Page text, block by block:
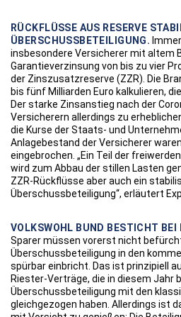
RÜCKFLÜSSE AUS RESERVE
ÜBERSCHUSSBETEILIGUNG.
insbesondere Versicherer mit altem
Garantieverzinsung von bis zu vier
der Zinszusatzreserve (ZZR). Die
bis fünf Milliarden Euro kalkulieren,
Der starke Zinsanstieg nach der
Versicherern allerdings zu
die Kurse der Staats- und
Anlagebestand der Versicherer
eingebrochen. „Ein Teil der
wird zum Abbau der stillen Lasten
ZZR-Rückflüsse aber auch ein
Überschussbeteiligung“, erläutert
VOLKSWOHL BUND BESTICHT BEI
Sparer müssen vorerst nicht
Überschussbeteiligung in den
spürbar einbricht. Das ist prinzipiell
Riester-Verträge, die in diesem Jahr
Überschussbeteiligung mit den
gleichgezogen haben. Allerdings ist